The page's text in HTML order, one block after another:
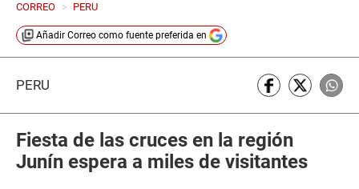
CORREO > PERU
Añadir Correo como fuente preferida en
PERÚ
Fiesta de las cruces en la región
Junín espera a miles de visitantes